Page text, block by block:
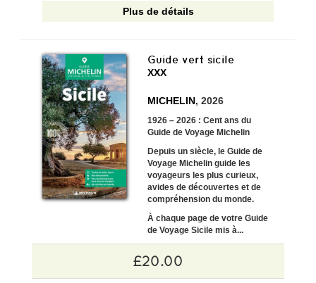
Plus de détails
Guide vert sicile
XXX
MICHELIN, 2026
1926 – 2026 : Cent ans du
Guide de Voyage Michelin
Depuis un siècle, le Guide de
Voyage Michelin guide les
voyageurs les plus curieux,
avides de découvertes et de
compréhension du monde.
À chaque page de votreGuide
de Voyage Sicile mis à...
£20.00